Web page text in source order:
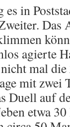
in
Das
agierte
mal
mit zwei
Duell auf
etwa